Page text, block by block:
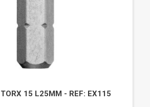
15 L25MM - REF: EX115